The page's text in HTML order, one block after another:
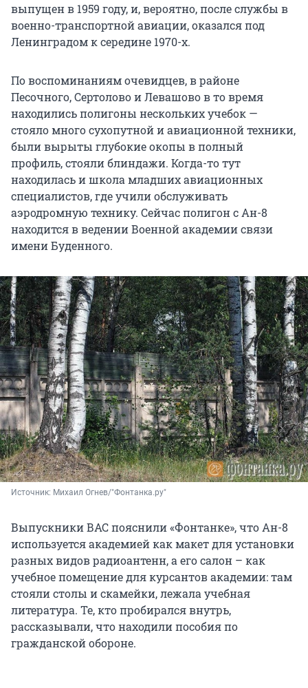
выпущен в 1959 году, и, вероятно, после службы в
военно-транспортной авиации, оказался под
Ленинградом к середине 1970-х.
По воспоминаниям очевидцев, в районе
Песочного, Сертолово и Левашово в то время
находились полигоны нескольких учебок —
стояло много сухопутной и авиационной техники,
были вырыты глубокие окопы в полный
профиль, стояли блиндажи. Когда-то тут
находилась и школа младших авиационных
специалистов, где учили обслуживать
аэродромную технику. Сейчас полигон с Ан-8
находится в ведении Военной академии связи
имени Буденного.
Источник: Михаил Огнев/"Фонтанка.ру"
Выпускники ВАС пояснили «Фонтанке», что Ан-8
используется академией как макет для установки
разных видов радиоантенн, а его салон – как
учебное помещение для курсантов академии: там
стояли столы и скамейки, лежала учебная
литература. Те, кто пробирался внутрь,
рассказывали, что находили пособия по
гражданской обороне.